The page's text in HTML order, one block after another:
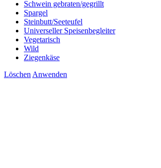
Schwein gebraten/gegrillt
Spargel
Steinbutt/Seeteufel
Universeller Speisenbegleiter
Vegetarisch
Wild
Ziegenkäse
Löschen Anwenden